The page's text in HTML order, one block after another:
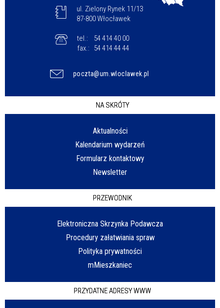
ul. Zielony Rynek 11/13
87-800 Włocławek
tel.:
54 414 40 00
fax.:
54 414 44 44
poczta@um.wloclawek.pl
NA SKRÓTY
Aktualności
Kalendarium wydarzeń
Formularz kontaktowy
Newsletter
PRZEWODNIK
Elektroniczna Skrzynka Podawcza
Procedury załatwiania spraw
Polityka prywatności
mMieszkaniec
PRZYDATNE ADRESY WWW